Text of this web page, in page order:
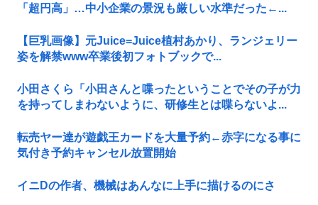
「超円高」…中小企業の景況も厳しい水準だった←...
【巨乳画像】元Juice=Juice植村あかり、ランジェリー
姿を解禁www卒業後初フォトブックで...
小田さくら「小田さんと喋ったということでその子が力
を持ってしまわないように、研修生とは喋らないよ...
転売ヤー達が遊戯王カードを大量予約←赤字になる事に
気付き予約キャンセル放置開始
イニDの作者、機械はあんなに上手に描けるのにさ